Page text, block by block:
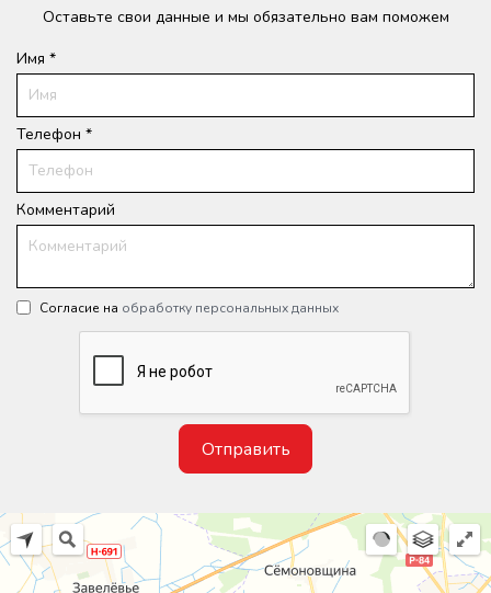
Оставьте свои данные и мы обязательно вам поможем
Имя *
Телефон *
Комментарий
Согласие на обработку персональных данных
Отправить